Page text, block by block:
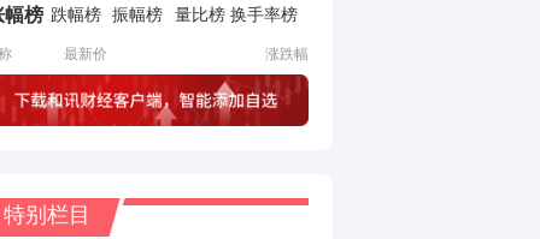
幅榜 跌幅榜 振幅榜 量比榜 换手率榜
最新价 涨跌幅